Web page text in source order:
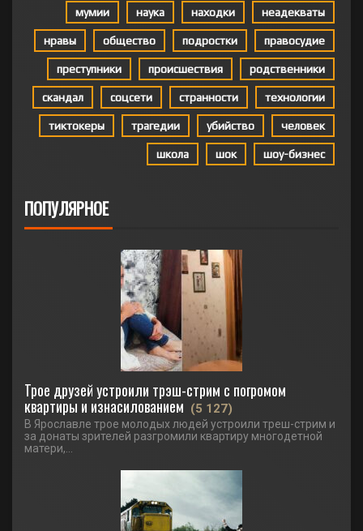
мумии наука находки неадекваты
нравы общество подростки правосудие
преступники происшествия родственники
скандал соцсети странности технологии
тиктокеры трагедии убийство человек
школа шок шоу-бизнес
ПОПУЛЯРНОЕ
Трое друзей устроили трэш-стрим с погромом
квартиры и изнасилованием (5 127)
В Ярославле трое молодых людей устроили треш-стрим и
за донаты зрителей разгромили квартиру многодетной
матери,...